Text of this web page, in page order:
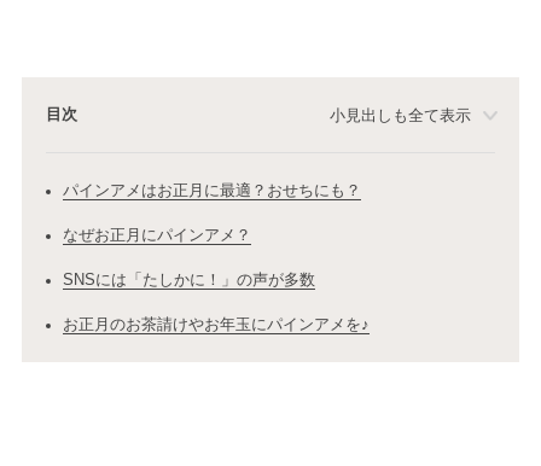
目次 小見出しも全て表示
パインアメはお正月に最適？おせちにも？
なぜお正月にパインアメ？
SNSには「たしかに！」の声が多数
お正月のお茶請けやお年玉にパインアメを♪